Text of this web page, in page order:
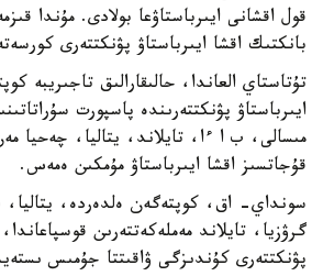
قول اقشانى ايىرباستاۋعا بولادى. مۇندا
بانكتىك اقشا ايىرباستاۋ پۋنكتتەرى
تۇتاستاي العاندا، حالىقارالىق تاجىريبە
ايىرباستاۋ پۋنكتتەرىندە پاسپورت
مىسالى، ب ا ءا، تايلاند، يتاليا، چەحيا
قۇجاتسىز اقشا ايىرباستاۋ مۇمكىن ەمەس.
سونداي- اق، كوپتەگەن ەلدەردە، يتاليا،
گرۋزيا، تايلاند مەملەكەتتەرىن
پۋنكتتەرى كۇندىزگى ۋاقىتتا جۇمىس